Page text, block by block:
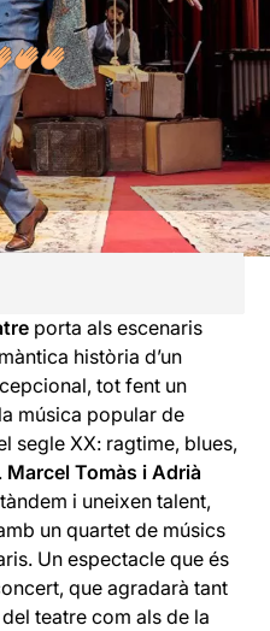
porta als escenaris
història d’un
tot fent un
música popular de
segle XX: ragtime, blues,
Marcel Tomàs i Adrià
i uneixen talent,
un quartet de músics
Un espectacle que és
que agradarà tant
teatre com als de la